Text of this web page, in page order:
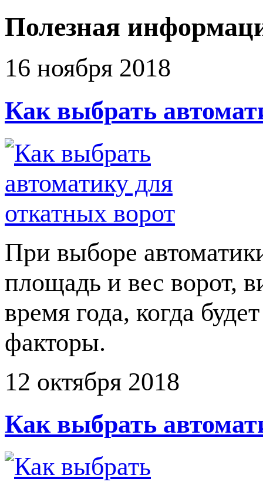
Полезная
16 ноября 2018
Как выбрать
При выборе
площадь и вес ворот,
время года, когда
факторы.
12 октября 2018
Как выбрать